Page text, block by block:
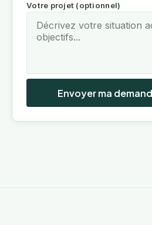
Votre projet (optionnel)
Envoyer ma